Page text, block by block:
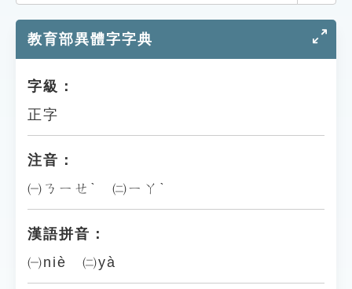
貓頭鷹博士
教育部異體字字典
字級：
正字
注音：
㈠ㄋㄧㄝˋ ㈡ㄧㄚˋ
漢語拼音：
㈠niè ㈡yà